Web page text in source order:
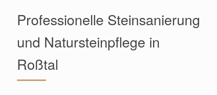
Professionelle Steinsanierung
und Natursteinpflege in
Roßtal